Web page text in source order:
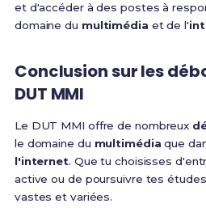
et d'accéder à des postes à
domaine du multimédia et de l'
Conclusion sur les
DUT MMI
Le DUT MMI offre de nombreux
le domaine du multimédia que
l'internet. Que tu choisisses
active ou de poursuivre tes
vastes et variées.